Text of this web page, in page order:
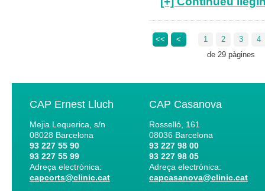
<< < 1 2 3
4
de 29 pàgines
CAP Ernest Lluch
Mejia Lequerica, s/n
08028 Barcelona
93 227 55 90
93 227 55 99
Adreça electrònica:
capcorts@clinic.cat
CAP Casanova
Rosselló, 161
08036 Barcelona
93 227 98 00
93 227 98 05
Adreça electrònica:
capcasanova@clinic.cat